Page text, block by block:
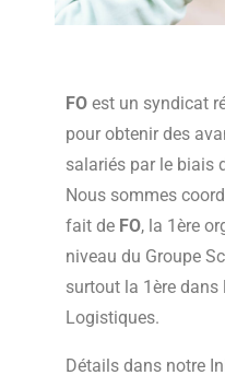
FO est un syndicat
pour obtenir des
salariés par le biais
Nous sommes
fait de FO, la 1ère
niveau du Groupe
surtout la 1ère dans
Logistiques.
Détails dans notre